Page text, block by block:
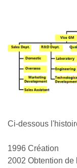
Ci-dessous
1996 Création
2002 Obtention